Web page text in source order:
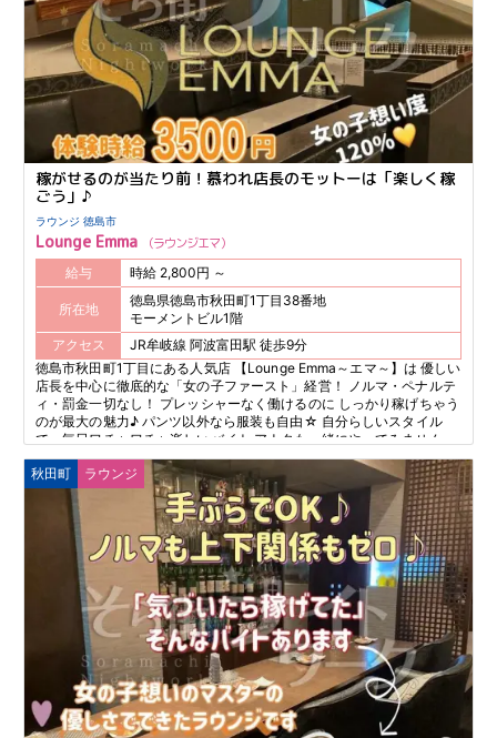
稼がせるのが当たり前！慕われ店長のモットーは「楽しく稼
ごう」♪
ラウンジ 徳島市
Lounge Emma ラウンジエマ
給与 時給 2,800円 ～
所在地
徳島県徳島市秋田町1丁目38番地
モーメントビル1階
アクセス
JR牟岐線 阿波富田駅 徒歩9分
徳島市秋田町1丁目にある人気店 【Lounge Emma～エマ～】は 優しい
店長を中心に徹底的な「女の子ファースト」経営！ ノルマ・ペナルテ
ィ・罰金一切なし！ プレッシャーなく働けるのに しっかり稼げちゃう
のが最大の魅力♪ パンツ以外なら服装も自由☆ 自分らしいスタイル
で、毎日ワチャワチャ楽しいバイト アナタも一緒にやってみません
か？
秋田町
ラウンジ